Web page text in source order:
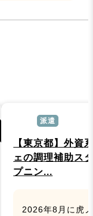
派遣
【東京都】外資
ェの調理補助ス
プニン...
2026年8月に虎